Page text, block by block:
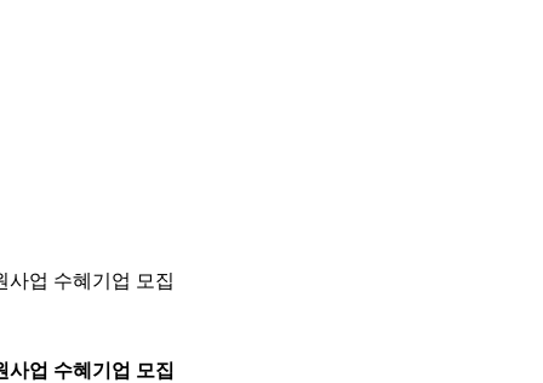
사업 수혜기업 모집
사업 수혜기업 모집